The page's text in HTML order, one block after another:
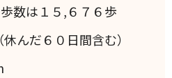
は１５,６７６歩
んだ６０日間含む）